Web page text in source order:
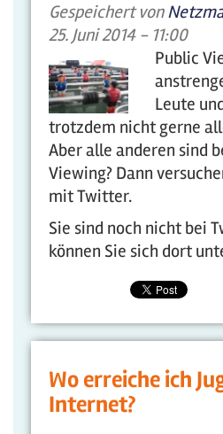
Gespeichert von
25. Juni 2014 - 11:00
Public
Leute
trotzdem nicht gerne
Aber alle anderen sind
Viewing? Dann
mit Twitter.
Sie sind noch nicht bei
können Sie sich dort
Wo erreiche ich
Internet?